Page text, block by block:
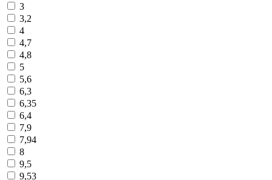
3
3,2
4
4,7
4,8
5
5,6
6,3
6,35
6,4
7,9
7,94
8
9,5
9,53